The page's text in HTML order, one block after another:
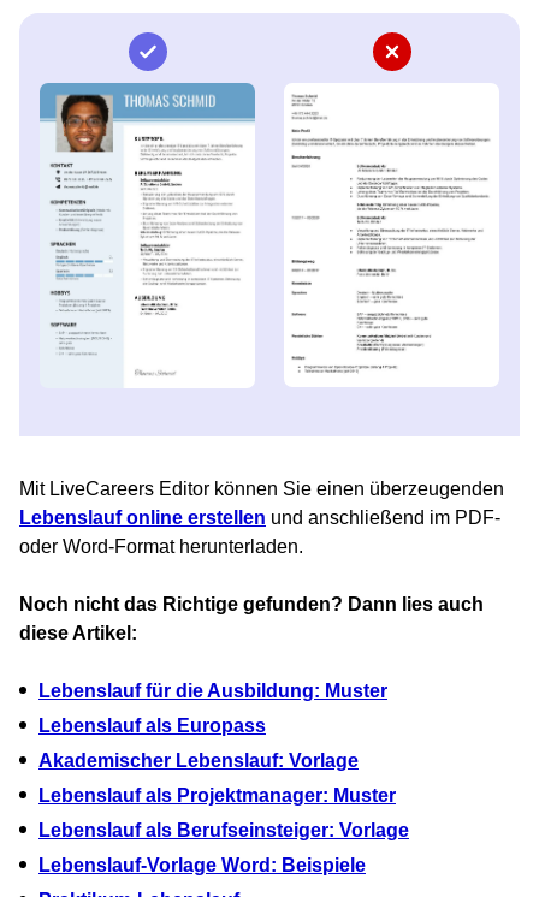
Mit LiveCareers Editor können Sie einen überzeugenden
Lebenslauf online erstellen und anschließend im PDF-
oder Word-Format herunterladen.
Noch nicht das Richtige gefunden? Dann lies auch
diese Artikel:
Lebenslauf für die Ausbildung: Muster
Lebenslauf als Europass
Akademischer Lebenslauf: Vorlage
Lebenslauf als Projektmanager: Muster
Lebenslauf als Berufseinsteiger: Vorlage
Lebenslauf-Vorlage Word: Beispiele